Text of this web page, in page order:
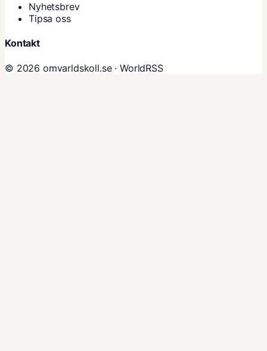
Nyhetsbrev
Tipsa oss
Kontakt
© 2026 omvarldskoll.se · WorldRSS